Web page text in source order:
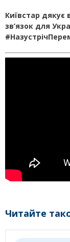
Київстар дякує
зв’язок для
Читайте